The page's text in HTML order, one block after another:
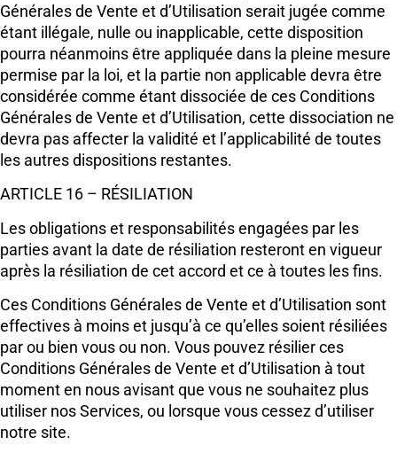
Générales de Vente et d’Utilisation serait jugée comme
étant illégale, nulle ou inapplicable, cette disposition
pourra néanmoins être appliquée dans la pleine mesure
permise par la loi, et la partie non applicable devra être
considérée comme étant dissociée de ces Conditions
Générales de Vente et d’Utilisation, cette dissociation ne
devra pas affecter la validité et l’applicabilité de toutes
les autres dispositions restantes.
ARTICLE 16 – RÉSILIATION
Les obligations et responsabilités engagées par les
parties avant la date de résiliation resteront en vigueur
après la résiliation de cet accord et ce à toutes les fins.
Ces Conditions Générales de Vente et d’Utilisation sont
effectives à moins et jusqu’à ce qu’elles soient résiliées
par ou bien vous ou non. Vous pouvez résilier ces
Conditions Générales de Vente et d’Utilisation à tout
moment en nous avisant que vous ne souhaitez plus
utiliser nos Services, ou lorsque vous cessez d’utiliser
notre site.